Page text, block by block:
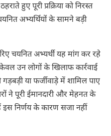
हुए पूरी प्रक्रिया को निरस्त
अभ्यर्थियों के सामने बड़ी
चयनित अभ्यर्थी यह मांग कर रहे
उन लोगों के खिलाफ कार्रवाई
या फर्जीवाड़े में शामिल पाए
ने पूरी ईमानदारी और मेहनत के
निर्णय के कारण सजा नहीं